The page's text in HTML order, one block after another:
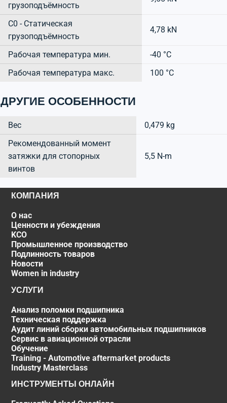
грузоподъёмность
C0 - Статическая
грузоподъёмность
4,78 kN
Рабочая температура мин.
-40 °C
Рабочая температура макс.
100 °C
ДРУГИЕ ОСОБЕННОСТИ
Вес
0,479 kg
Рекомендованный момент
затяжки для стопорных
винтов
5,5 N-m
КОМПАНИЯ
О нас
Ценности и убеждения
KCO
Промышленное производство
Подлинность товаров
Новости
Women in industry
УСЛУГИ
Анализ поломки подшипника
Техническая поддержка
Аудит линий сборки автомобильных подшипников
Сервис в авиационной отрасли
Обучение
Training - Automotive aftermarket products
Industry Masterclass
ИНСТРУМЕНТЫ ОНЛАЙН